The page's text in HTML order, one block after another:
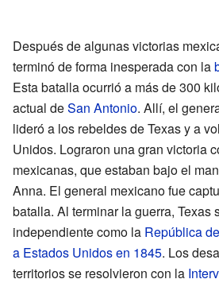
Después de algunas victorias
terminó de forma inesperada con la
Esta batalla ocurrió a más de 300
actual deSan Antonio. Allí, el
lideró a los rebeldes de Texas y a
Unidos. Lograron una gran victoria
mexicanas, que estaban bajo el
Anna. El general mexicano fue
batalla. Al terminar la guerra, Texas
independiente como la República
a Estados Unidos en 1845. Los
territorios se resolvieron con la